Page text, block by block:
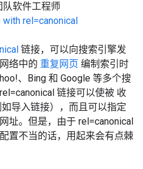
队软件工程师
rel=canonical
链接，可以向搜索引擎发
络中的 重复网页 编制索引时
、Bing 和 Google 等多个搜
链接可以使被 收
导入链接），而且可以指定
址。但是，由于 rel=canonical
置不当的话，用起来会有点棘